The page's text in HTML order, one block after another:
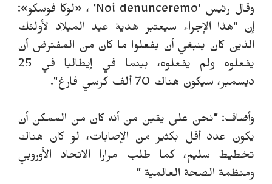
وقال رئيس 'Noi denunceremo' ، «لوكا فوسكو»:
إن "هذا الإجراء سيعتبر هدية عيد الميلاد لأولئك
الذين كان ينبغي أن يفعلوا ما كان من المفترض أن
يفعلوه ولم يفعلوه، بينما في إيطاليا في 25
ديسمبر، سيكون هناك 70 ألف كرسي فارغ".
وأضاف: "نحن على يقين من أنه كان من الممكن أن
يكون عدد أقل بكثير من الإصابات، لو كان هناك
تخطيط سليم، كما طلب مرارا الاتحاد الأوروبي
ومنظمة الصحة العالمية "